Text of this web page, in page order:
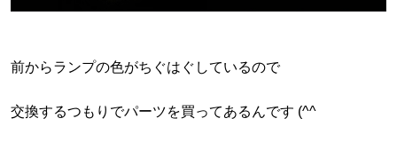
前からランプの色がちぐはぐしているので
交換するつもりでパーツを買ってあるんです (^^ゞ